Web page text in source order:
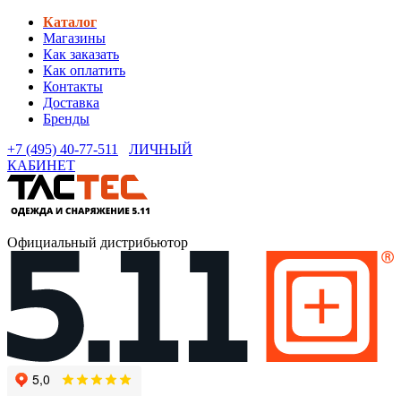
Каталог
Магазины
Как заказать
Как оплатить
Контакты
Доставка
Бренды
+7 (495) 40-77-511
ЛИЧНЫЙ
КАБИНЕТ
Официальный дистрибьютор